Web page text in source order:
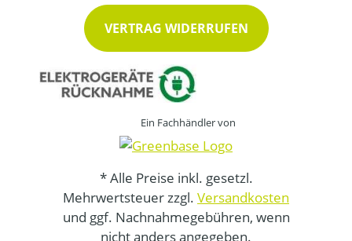
VERTRAG WIDERRUFEN
Ein Fachhändler von
* Alle Preise inkl. gesetzl.
Mehrwertsteuer zzgl. Versandkosten
und ggf. Nachnahmegebühren, wenn
nicht anders angegeben.